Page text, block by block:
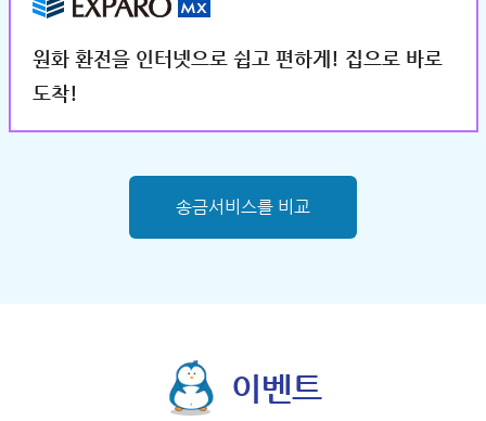
원화 환전을 인터넷으로 쉽고 편하게! 집으로 바로
도착!
송금서비스를 비교
이벤트